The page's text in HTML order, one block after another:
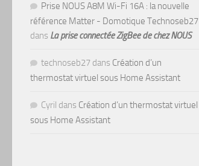
Prise NOUS A8M Wi-Fi 16A : la nouvelle
référence Matter - Domotique Technoseb27
dans La prise connectée ZigBee de chez NOUS
technoseb27 dans Création d’un
thermostat virtuel sous Home Assistant
Cyril dans Création d’un thermostat virtuel
sous Home Assistant